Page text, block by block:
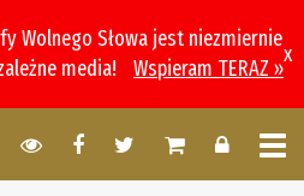
Wolnego Słowa jest niezmiernie
media!
Wspieram TERAZ »
x